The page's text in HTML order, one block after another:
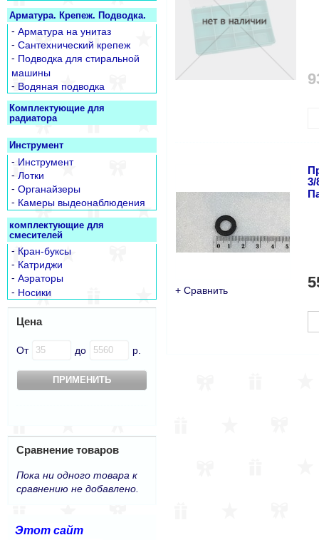
+ Сравнить
3/
Арматура. Крепеж. Подводка.
- Арматура на унитаз
- Сантехнический крепеж
- Подводка для стиральной
машины
- Водяная подводка
Комплектующие для
радиатора
Инструмент
- Инструмент
- Лотки
- Органайзеры
- Камеры выдеонаблюдения
комплектующие для
смесителей
- Кран-буксы
- Катриджи
- Аэраторы
- Носики
Цена
От до р.
Сравнение товаров
Пока ни одного товара к
сравнению не добавлено.
Этот сайт